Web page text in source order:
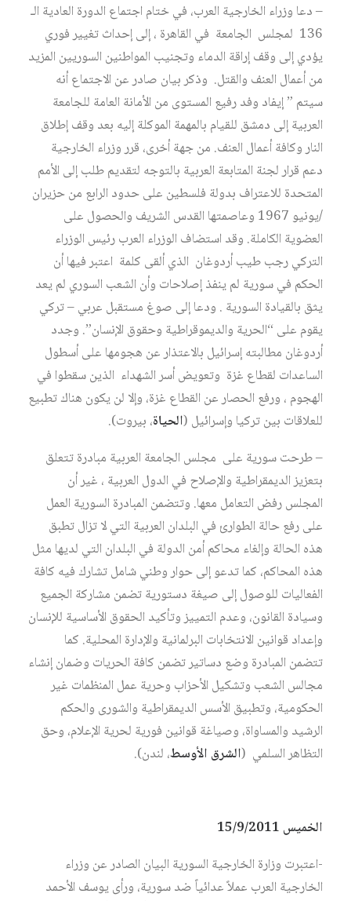
– دعا وزراء الخارجية العرب، في ختام اجتماع الدورة العادية الـ
136 لمجلس الجامعة في القاهرة ، إلى إحداث تغيير فوري
يؤدي إلى وقف إراقة الدماء وتجنيب المواطنين السوريين المزيد
من أعمال العنف والقتل. وذكر بيان صادر عن الاجتماع أنه
سيتم ” إيفاد وفد رفيع المستوى من الأمانة العامة للجامعة
العربية إلى دمشق للقيام بالمهمة الموكلة إليه بعد وقف إطلاق
النار وكافة أعمال العنف. من جهة أخرى، قرر وزراء الخارجية
دعم قرار لجنة المتابعة العربية بالتوجه لتقديم طلب إلى الأمم
المتحدة للاعتراف بدولة فلسطين على حدود الرابع من حزيران
/يونيو 1967 وعاصمتها القدس الشريف والحصول على
العضوية الكاملة. وقد استضاف الوزراء العرب رئيس الوزراء
التركي رجب طيب أردوغان الذي ألقى كلمة اعتبر فيها أن
الحكم في سورية لم ينفذ إصلاحات وأن الشعب السوري لم يعد
يثق بالقيادة السورية . ودعا إلى صوغ مستقبل عربي – تركي
يقوم على “الحرية والديموقراطية وحقوق الإنسان”. وجدد
أردوغان مطالبته إسرائيل بالاعتذار عن هجومها على أسطول
الساعدات لقطاع غزة وتعويض أسر الشهداء الذين سقطوا في
الهجوم ، ورفع الحصار عن القطاع غزة، وإلا لن يكون هناك تطبيع
للعلاقات بين تركيا وإسرائيل (الحياة، بيروت).
– طرحت سورية على مجلس الجامعة العربية مبادرة تتعلق
بتعزيز الديمقراطية والإصلاح في الدول العربية ، غير أن
المجلس رفض التعامل معها. وتتضمن المبادرة السورية العمل
على رفع حالة الطوارئ في البلدان العربية التي لا تزال تطبق
هذه الحالة وإلغاء محاكم أمن الدولة في البلدان التي لديها مثل
هذه المحاكم، كما تدعو إلى حوار وطني شامل تشارك فيه كافة
الفعاليات للوصول إلى صيغة دستورية تضمن مشاركة الجميع
وسيادة القانون، وعدم التمييز وتأكيد الحقوق الأساسية للإنسان
وإعداد قوانين الانتخابات البرلمانية والإدارة المحلية. كما
تتضمن المبادرة وضع دساتير تضمن كافة الحريات وضمان إنشاء
مجالس الشعب وتشكيل الأحزاب وحرية عمل المنظمات غير
الحكومية، وتطبيق الأسس الديمقراطية والشورى والحكم
الرشيد والمساواة، وصياغة قوانين فورية لحرية الإعلام، وحق
التظاهر السلمي (الشرق الأوسط، لندن).
الخميس 15/9/2011
-اعتبرت وزارة الخارجية السورية البيان الصادر عن وزراء
الخارجية العرب عملاً عدائياً ضد سورية، ورأى يوسف الأحمد